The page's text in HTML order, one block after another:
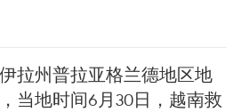
拉州普拉亚格兰德地区地
当地时间6月30日，越南救